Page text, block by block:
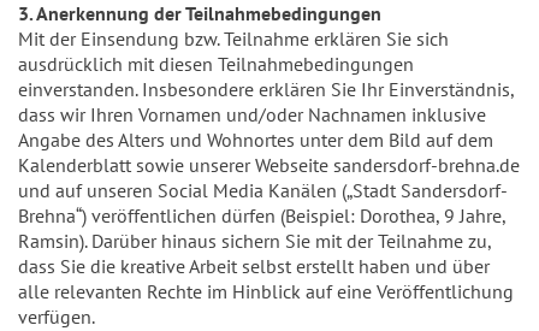
3. Anerkennung der Teilnahmebedingungen
Mit der Einsendung bzw. Teilnahme erklären Sie sich
ausdrücklich mit diesen Teilnahmebedingungen
einverstanden. Insbesondere erklären Sie Ihr Einverständnis,
dass wir Ihren Vornamen und/oder Nachnamen inklusive
Angabe des Alters und Wohnortes unter dem Bild auf dem
Kalenderblatt sowie unserer Webseite sandersdorf-brehna.de
und auf unseren Social Media Kanälen („Stadt Sandersdorf-
Brehna“) veröffentlichen dürfen (Beispiel: Dorothea, 9 Jahre,
Ramsin). Darüber hinaus sichern Sie mit der Teilnahme zu,
dass Sie die kreative Arbeit selbst erstellt haben und über
alle relevanten Rechte im Hinblick auf eine Veröffentlichung
verfügen.